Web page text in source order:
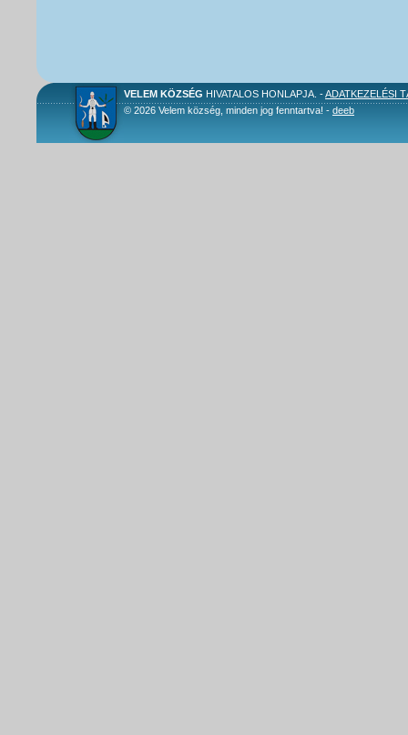
VELEM KÖZSÉG HIVATALOS HONLAPJA. -ADATKEZELÉSI
© 2026 Velem község, minden jog fenntartva! - deeb